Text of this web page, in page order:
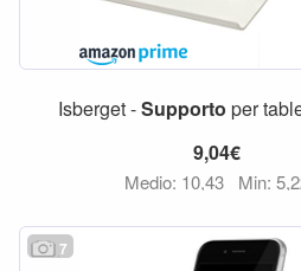
Isberget -Supporto per
9,04€
Medio: 10,43 Min:
7